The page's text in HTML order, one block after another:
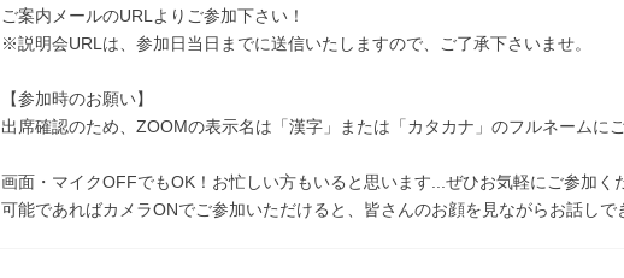
ご案内メールのURLよりご参加下さい！
※説明会URLは、参加日当日までに送信いたしますので、ご了承下さいませ。
【参加時のお願い】
出席確認のため、ZOOMの表示名は「漢字」または「カタカナ」のフルネームに
画面・マイクOFFでもOK！お忙しい方もいると思います...ぜひお気軽にご参加
可能であればカメラONでご参加いただけると、皆さんのお顔を見ながらお話し